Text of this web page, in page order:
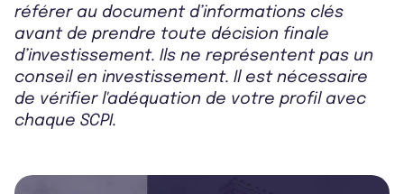
référer au document d’informations clés
avant de prendre toute décision finale
d’investissement. Ils ne représentent pas un
conseil en investissement. Il est nécessaire
de vérifier l'adéquation de votre profil avec
chaque SCPI.